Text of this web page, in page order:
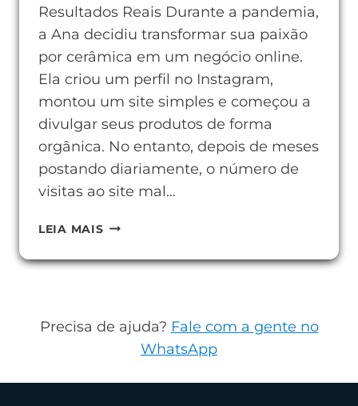
Resultados Reais Durante a pandemia,
a Ana decidiu transformar sua paixão
por cerâmica em um negócio online.
Ela criou um perfil no Instagram,
montou um site simples e começou a
divulgar seus produtos de forma
orgânica. No entanto, depois de meses
postando diariamente, o número de
visitas ao site mal…
LEIA MAISCOMO
REAIS
Precisa de ajuda? Fale com a gente no
WhatsApp